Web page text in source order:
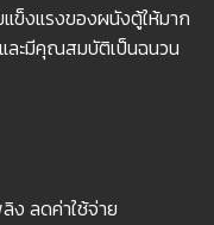
แข็งแรงของผนังตู้ให้มาก
ละมีคุณสมบัติเป็นฉนวน
ง ลดค่าใช้จ่าย